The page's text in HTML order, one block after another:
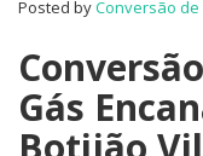
Posted byConversão de
Gás